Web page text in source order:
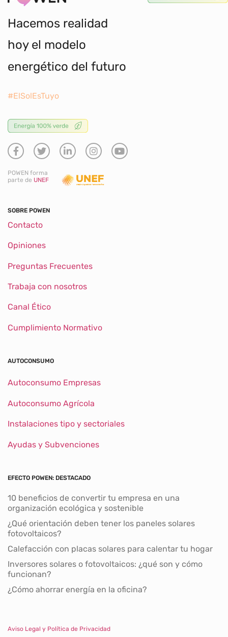
Hacemos realidad
hoy el modelo
energético del futuro
#ElSolEsTuyo
POWEN forma
parte de UNEF
SOBRE POWEN
Contacto
Opiniones
Preguntas Frecuentes
Trabaja con nosotros
Canal Ético
Cumplimiento Normativo
AUTOCONSUMO
Autoconsumo Empresas
Autoconsumo Agrícola
Instalaciones tipo y sectoriales
Ayudas y Subvenciones
EFECTO POWEN: DESTACADO
10 beneficios de convertir tu empresa en una
organización ecológica y sostenible
¿Qué orientación deben tener los paneles solares
fotovoltaicos?
Calefacción con placas solares para calentar tu hogar
Inversores solares o fotovoltaicos: ¿qué son y cómo
funcionan?
¿Cómo ahorrar energía en la oficina?
Aviso Legal y Política de Privacidad